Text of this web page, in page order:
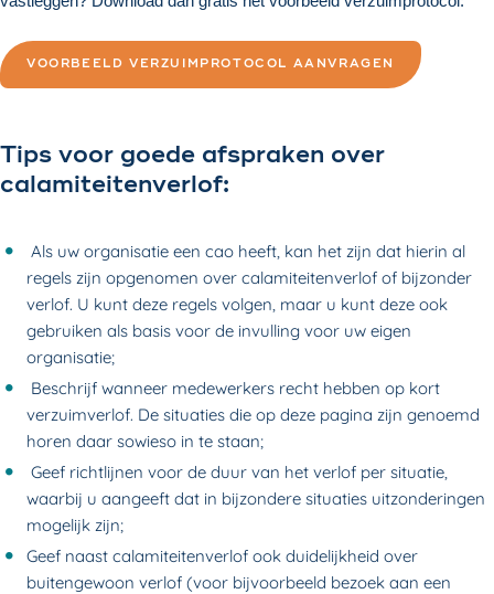
VOORBEELD VERZUIMPROTOCOL AANVRAGEN
Tips voor goede afspraken over
calamiteitenverlof:
Als uw organisatie een cao heeft, kan het zijn dat hierin al
regels zijn opgenomen over calamiteitenverlof of bijzonder
verlof. U kunt deze regels volgen, maar u kunt deze ook
gebruiken als basis voor de invulling voor uw eigen
organisatie;
Beschrijf wanneer medewerkers recht hebben op kort
verzuimverlof. De situaties die op deze pagina zijn genoemd
horen daar sowieso in te staan;
Geef richtlijnen voor de duur van het verlof per situatie,
waarbij u aangeeft dat in bijzondere situaties uitzonderingen
mogelijk zijn;
Geef naast calamiteitenverlof ook duidelijkheid over
buitengewoon verlof (voor bijvoorbeeld bezoek aan een